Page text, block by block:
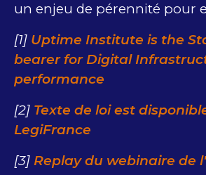
un enjeu de pérennité pour
[1] Uptime Institute is the
bearer for Digital
performance
[2] Texte de loi est
LegiFrance
[3] Replay du webinaire de